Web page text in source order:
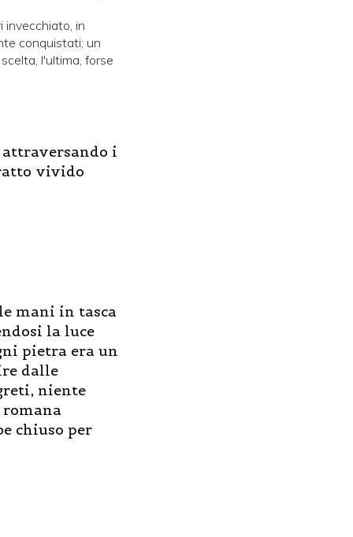
invecchiato, in
conquistati; un
l'ultima, forse
attraversando i
vivido
mani in tasca
la luce
pietra era un
dalle
niente
chiuso per